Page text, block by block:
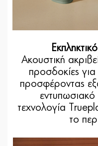
Ακουστική
προσδοκίες
προσφέροντας
τεχνολογία
το